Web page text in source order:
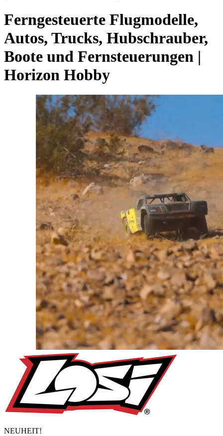
Ferngesteuerte Flugmodelle,
Autos, Trucks, Hubschrauber,
Boote und Fernsteuerungen |
Horizon Hobby
NEUHEIT!